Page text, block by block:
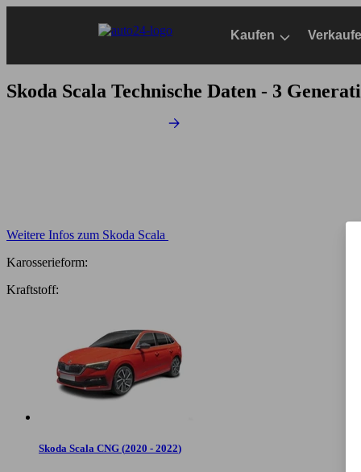
Kaufen
Skoda Scala Technische Daten - 3
Weitere Infos zum Skoda Scala
Karosserieform:
Kraftstoff:
Skoda Scala CNG (2020 - 2022)